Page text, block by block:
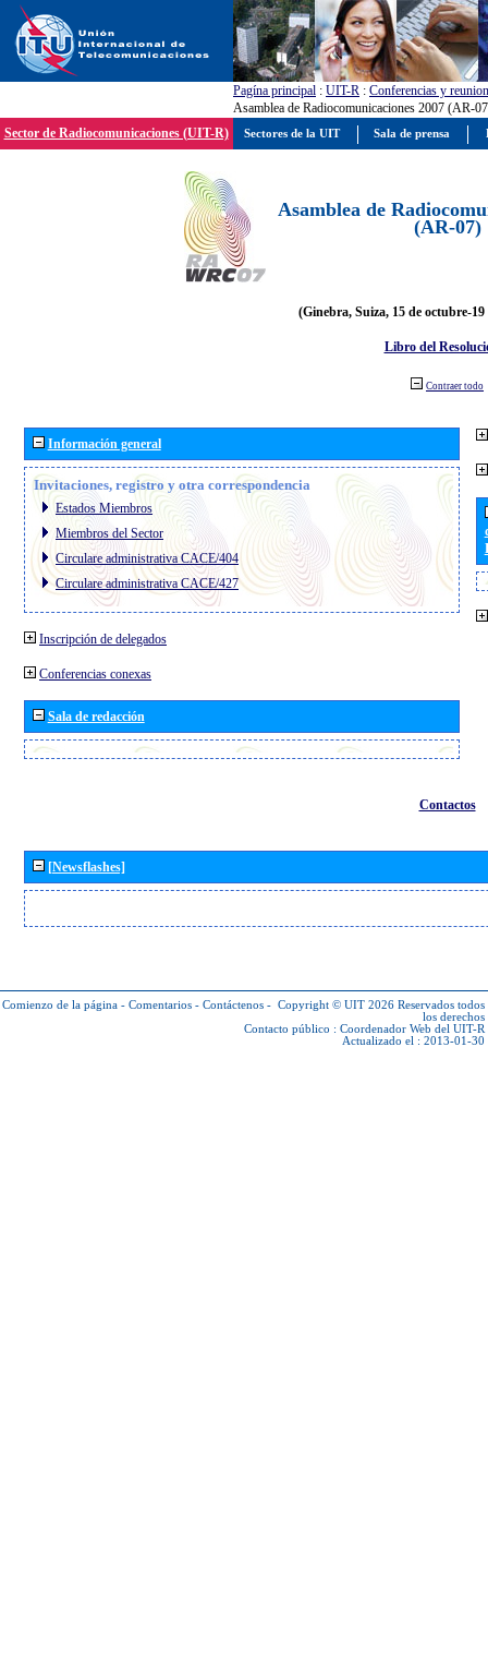
Pagína principal : UIT-R : Conferencias y
Asamblea de Radiocomunicaciones 2007 (AR-
Sector de Radiocomunicaciones (UIT-R)
Asamblea de
(AR-07)
(Ginebra, Suiza, 15 de octubre-19
Libro del
Contraer todo
Información general
Invitaciones, registro y otra correspondencia
Estados Miembros
Miembros del Sector
Circulare administrativa CACE/404
Circulare administrativa CACE/427
Inscripción de delegados
Conferencias conexas
Sala de redacción
Contactos
[Newsflashes]
Comienzo de la página - Comentarios - Contáctenos - Copyright © UIT 2026 Reservados todos
los derechos
Contacto público : Coordenador Web del UIT-R
Actualizado el : 2013-01-30
Sectores de la UIT Sala de prensa